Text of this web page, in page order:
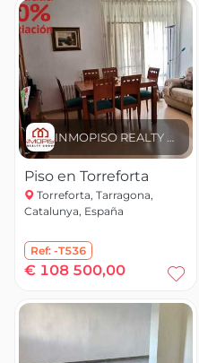
INMOPISO REALTY GROUP
Piso en Torreforta
Torreforta, Tarragona,
Catalunya, España
Ref: -T536
€ 108 500,00